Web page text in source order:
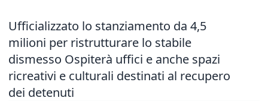
Ufficializzato lo stanziamento da 4,5
milioni per ristrutturare lo stabile
dismesso Ospiterà uffici e anche spazi
ricreativi e culturali destinati al recupero
dei detenuti